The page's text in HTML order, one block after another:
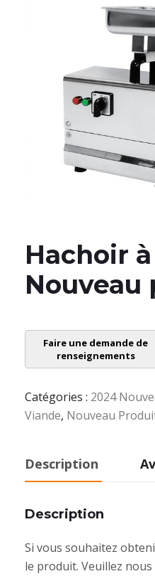
Hachoir
Catégories : 2024
Viande, Nouveau
Description
Description
Si vous souhaitez
le produit. Veuillez